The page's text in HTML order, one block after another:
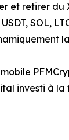
et retirer
SOL,
investi à